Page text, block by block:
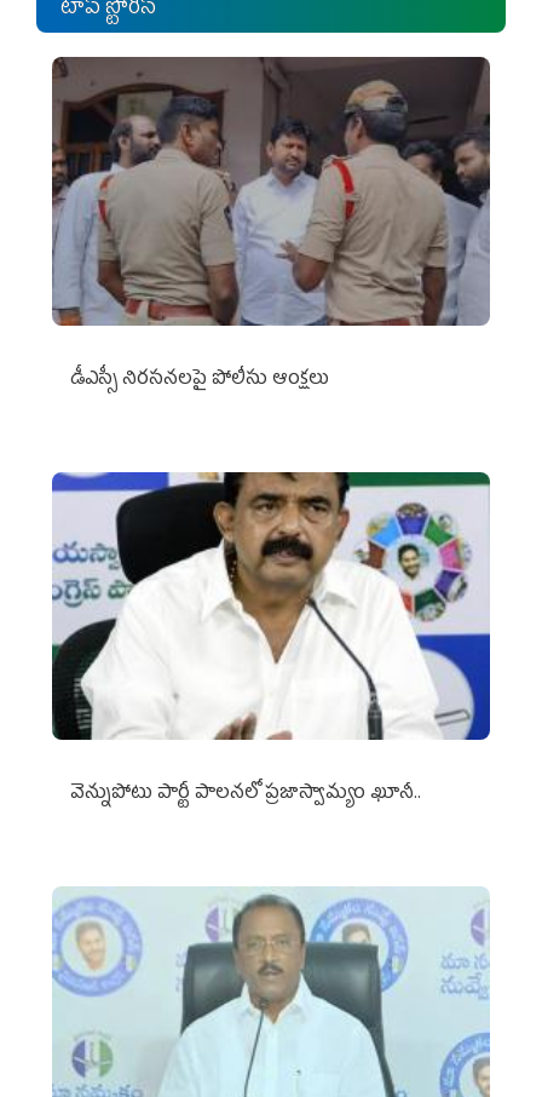
టాప్ స్టోరీస్
డీఎస్సీ నిరసనలపై పోలీసు ఆంక్షలు
వెన్నుపోటు పార్టీ పాలనలో ప్రజాస్వామ్యం ఖూనీ..